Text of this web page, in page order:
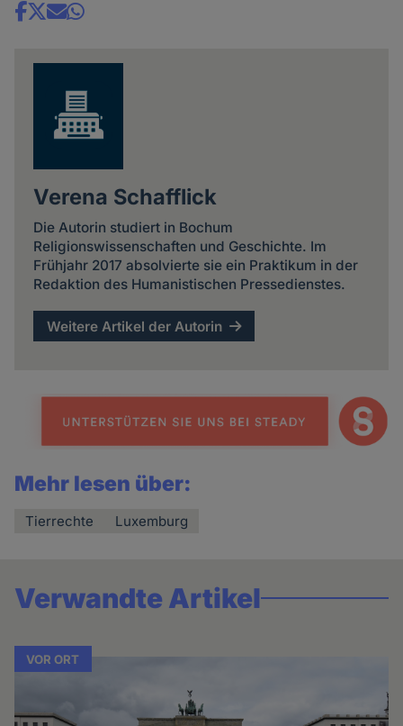
Share
Verena Schafflick
Die Autorin studiert in Bochum
Religionswissenschaften und Geschichte. Im
Frühjahr 2017 absolvierte sie ein Praktikum in der
Redaktion des Humanistischen Pressedienstes.
Weitere Artikel der Autorin
Mehr lesen über:
Tierrechte Luxemburg
Verwandte Artikel
VOR ORT